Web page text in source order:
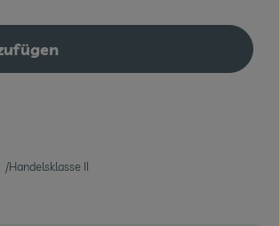
zum Warenkorb hinzufügen
Handelsklasse II